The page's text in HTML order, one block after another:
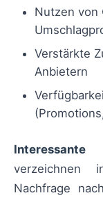
Nutzen von
Verstärkte
Anbietern
Interessante
verzeichnen
Nachfrage